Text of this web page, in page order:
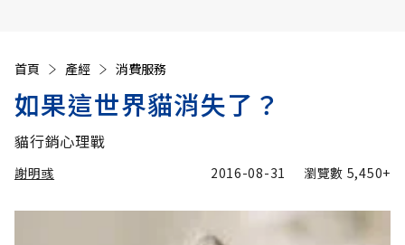
首頁 產經 消費服務
如果這世界貓消失了？
貓行銷心理戰
謝明彧 2016-08-31 瀏覽數 5,450+